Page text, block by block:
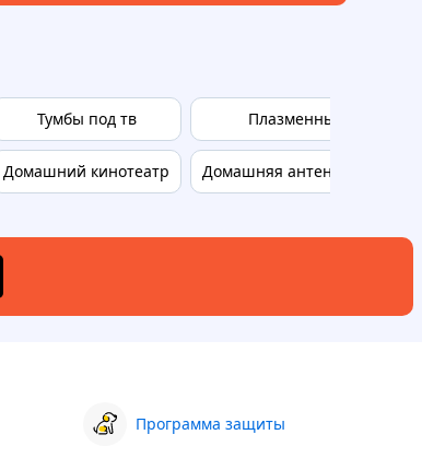
Тумбы под тв
Домашний кинотеатр
Плазменный
Домашняя антенна для
Программа защиты